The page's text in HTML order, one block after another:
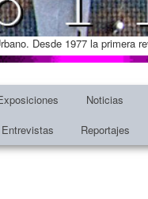
Desde 1977 la primera
Noticias
Entrevistas Reportajes